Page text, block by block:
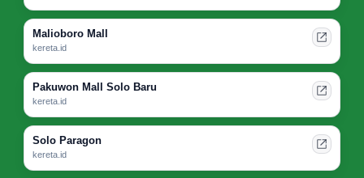
Malioboro Mall
kereta.id
Pakuwon Mall Solo Baru
kereta.id
Solo Paragon
kereta.id